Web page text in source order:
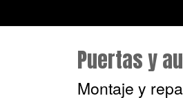
Puertas
Puertas y
Montaje y